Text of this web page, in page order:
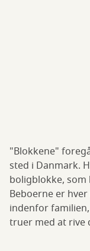
"Blokkene"
sted i Danmark.
boligblokke, som
Beboerne er
indenfor
truer med at rive